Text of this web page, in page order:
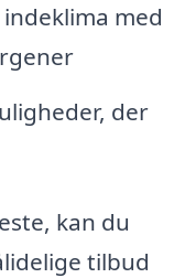
med
der
kan du
tilbud